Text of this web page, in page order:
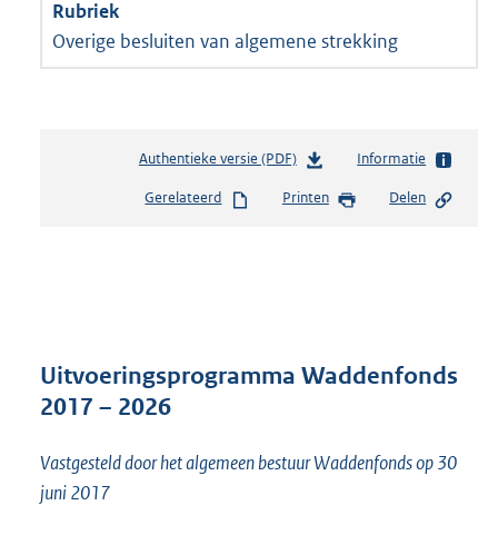
Overige besluiten van algemene strekking
Authentieke versie (PDF)b
s
r
t
Informatie
Gerelateerd Printen Delen
Uitvoeringsprogramma Waddenfonds
2017 – 2026
Vastgesteld door het algemeen bestuur Waddenfonds op 30
juni 2017